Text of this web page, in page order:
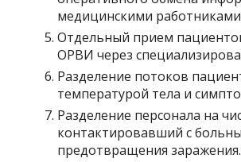
медицинскими
Отдельный прием
ОРВИ через
Разделение потоков
температурой тела и
Разделение персонала на
контактировавший с
предотвращения заражения.